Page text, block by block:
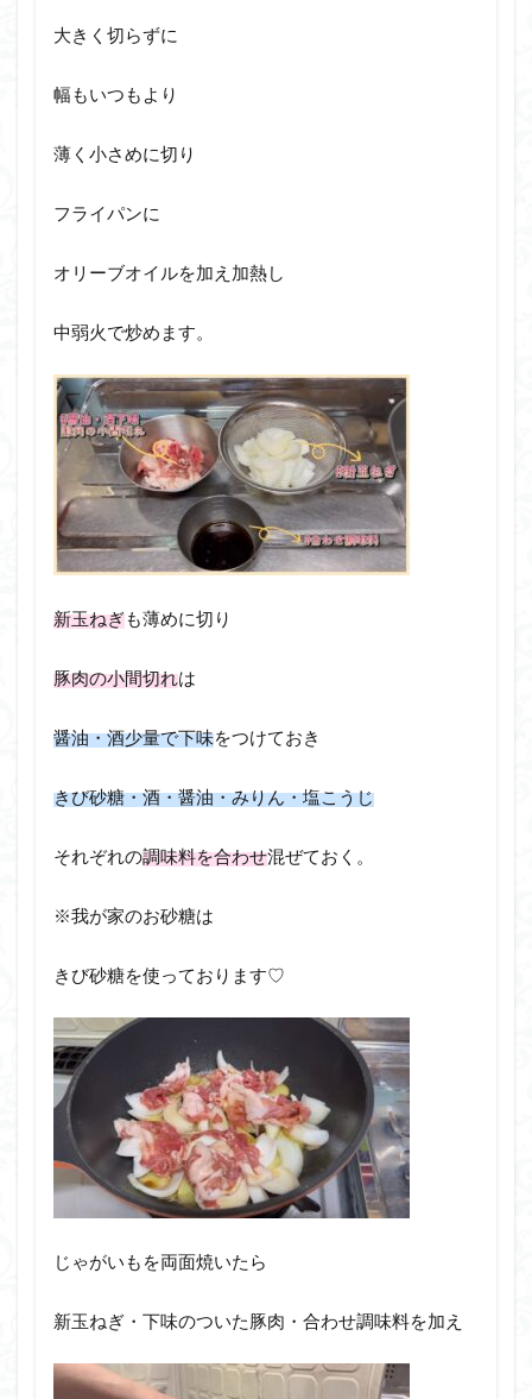
大きく切らずに
幅もいつもより
薄く小さめに切り
フライパンに
オリーブオイルを加え加熱し
中弱火で炒めます。
新玉ねぎも薄めに切り
豚肉の小間切れは
醤油・酒少量で下味をつけておき
きび砂糖・酒・醤油・みりん・塩こうじ
それぞれの調味料を合わせ混ぜておく。
※我が家のお砂糖は
きび砂糖を使っております♡
じゃがいもを両面焼いたら
新玉ねぎ・下味のついた豚肉・合わせ調味料を加え